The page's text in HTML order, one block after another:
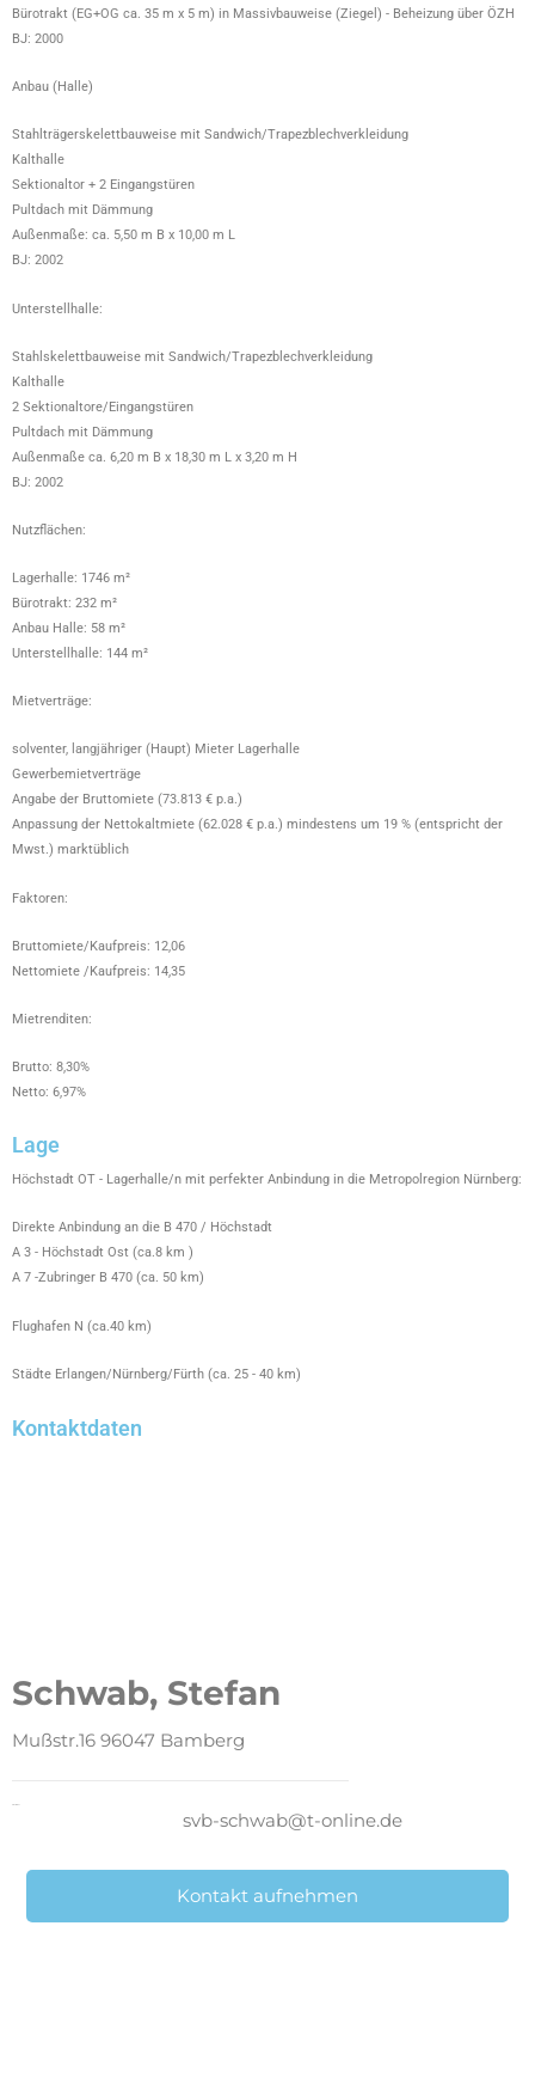
Bürotrakt (EG+OG ca. 35 m x 5 m) in Massivbauweise (Ziegel) - Beheizung über ÖZH
BJ: 2000
Anbau (Halle)
Stahlträgerskelettbauweise mit Sandwich/Trapezblechverkleidung
Kalthalle
Sektionaltor + 2 Eingangstüren
Pultdach mit Dämmung
Außenmaße: ca. 5,50 m B x 10,00 m L
BJ: 2002
Unterstellhalle:
Stahlskelettbauweise mit Sandwich/Trapezblechverkleidung
Kalthalle
2 Sektionaltore/Eingangstüren
Pultdach mit Dämmung
Außenmaße ca. 6,20 m B x 18,30 m L x 3,20 m H
BJ: 2002
Nutzflächen:
Lagerhalle: 1746 m²
Bürotrakt: 232 m²
Anbau Halle: 58 m²
Unterstellhalle: 144 m²
Mietverträge:
solventer, langjähriger (Haupt) Mieter Lagerhalle
Gewerbemietverträge
Angabe der Bruttomiete (73.813 € p.a.)
Anpassung der Nettokaltmiete (62.028 € p.a.) mindestens um 19 % (entspricht der
Mwst.) marktüblich
Faktoren:
Bruttomiete/Kaufpreis: 12,06
Nettomiete /Kaufpreis: 14,35
Mietrenditen:
Brutto: 8,30%
Netto: 6,97%
Lage
Höchstadt OT - Lagerhalle/n mit perfekter Anbindung in die Metropolregion Nürnberg:
Direkte Anbindung an die B 470 / Höchstadt
A 3 - Höchstadt Ost (ca.8 km )
A 7 -Zubringer B 470 (ca. 50 km)
Flughafen N (ca.40 km)
Städte Erlangen/Nürnberg/Fürth (ca. 25 - 40 km)
Kontaktdaten
Schwab, Stefan
Mußstr.16 96047 Bamberg
svb-schwab@t-online.de
Kontakt aufnehmen